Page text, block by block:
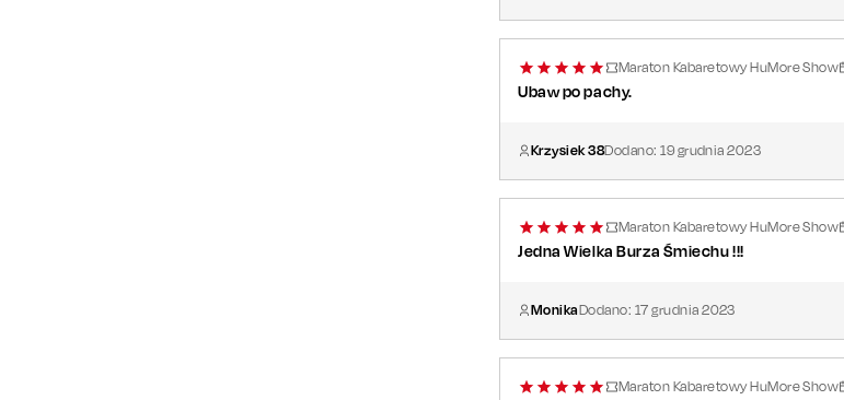
Maraton Kabaretowy HuMore Show
Ubaw po pachy.
Krzysiek 38Dodano:19 grudnia 2023
Maraton Kabaretowy HuMore Show
Jedna Wielka Burza Śmiechu !!!
MonikaDodano: 17 grudnia 2023
Maraton Kabaretowy HuMore Show